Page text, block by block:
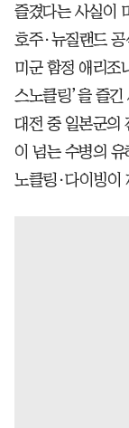
즐겼다는 사실이
호주·뉴질랜드
미군 함정 애리조
스노클링’을 즐
대전 중 일본군의
이 넘는 수병의
노클링·다이빙이